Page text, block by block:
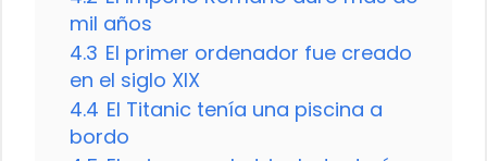
mil años
4.3 El primer ordenador fue creado
en el siglo XIX
4.4 El Titanic tenía una piscina a
bordo